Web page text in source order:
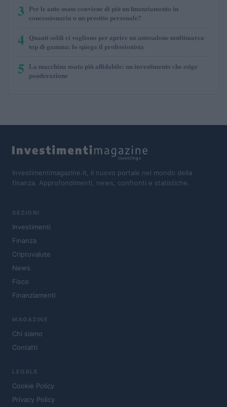
3 Per le auto usate conviene di più un finanziamento in
concessionaria o un prestito personale?
4 Quanti soldi ci vogliono per aprire un autosalone multimarca
top di gamma: lo spiega il professionista
5 La macchina usata più affidabile: un investimento che esige
ponderazione
Investimentimagazine.it, il nuovo portale nel mondo della
finanza. Approfondimenti, news, confronti e statistiche.
SEZIONI
Investimenti
Finanza
Criptovalute
News
Fisco
Finanziamenti
MAGAZINE
Chi siamo
Contatti
LEGALE
Cookie Policy
Privacy Policy